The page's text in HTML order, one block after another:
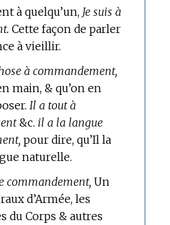
à quelqu’un, Je suis à
Cette façon de parler
à vieillir.
à commandement,
main, & qu’on en
Il a tout à
&c. il a la langue
pour dire, qu’Il la
naturelle.
commandement, Un
d’Armée, les
du Corps & autres